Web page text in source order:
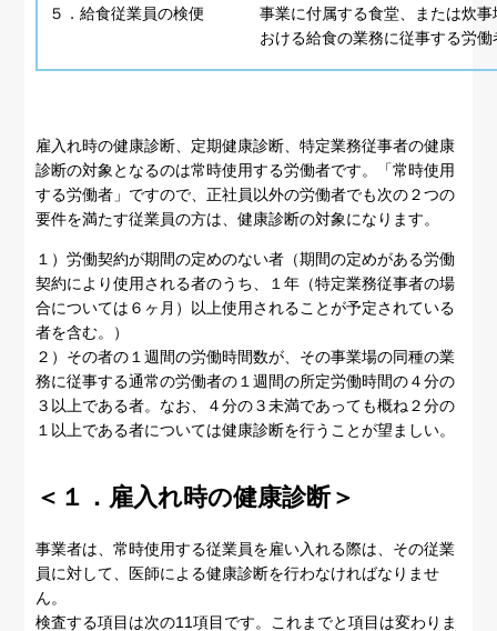
５．給食従業員の検便
事業に付属する食堂、または炊事
おける給食の業務に従事する労働
雇入れ時の健康診断、定期健康診断、特定業務従事者の健康
診断の対象となるのは常時使用する労働者です。「常時使用
する労働者」ですので、正社員以外の労働者でも次の２つの
要件を満たす従業員の方は、健康診断の対象になります。
１）労働契約が期間の定めのない者（期間の定めがある労働
契約により使用される者のうち、１年（特定業務従事者の場
合については６ヶ月）以上使用されることが予定されている
者を含む。）
２）その者の１週間の労働時間数が、その事業場の同種の業
務に従事する通常の労働者の１週間の所定労働時間の４分の
３以上である者。なお、４分の３未満であっても概ね２分の
１以上である者については健康診断を行うことが望ましい。
＜１．雇入れ時の健康診断＞
事業者は、常時使用する従業員を雇い入れる際は、その従業
員に対して、医師による健康診断を行わなければなりませ
ん。
検査する項目は次の11項目です。これまでと項目は変わりま